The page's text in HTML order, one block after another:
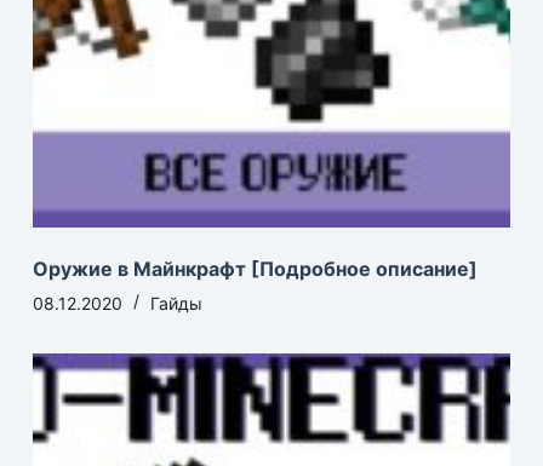
Оружие в Майнкрафт [Подробное описание]
08.12.2020 Гайды